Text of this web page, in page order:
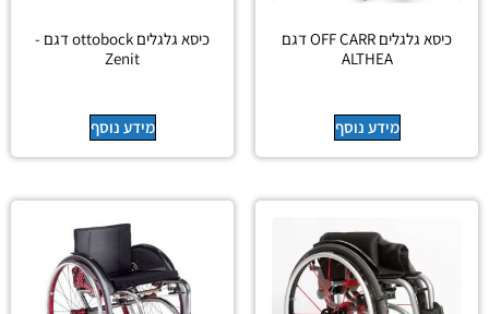
כיסא גלגלים OFF CARR דגם
ALTHEA
מידע נוסף
כיסא גלגלים ottobock דגם -
Zenit
מידע נוסף